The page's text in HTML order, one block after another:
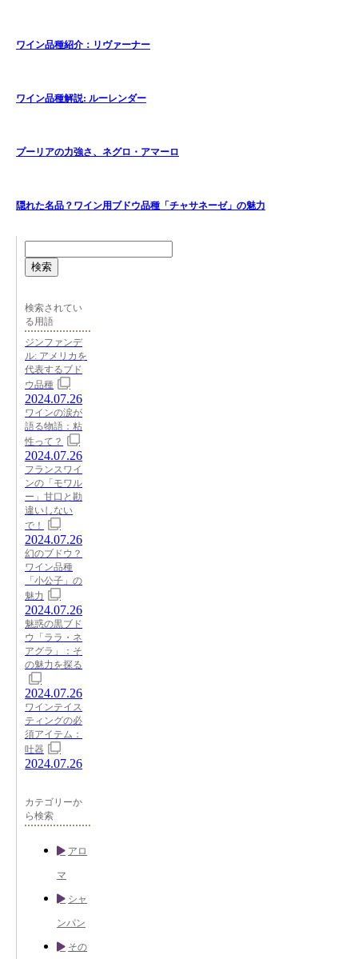
ワイン品種紹介：リヴァーナー
ワイン品種解説: ルーレンダー
プーリアの力強さ、ネグロ・アマーロ
隠れた名品？ワイン用ブドウ品種「チャサネーゼ」の魅力
検索
検索されてい
る用語
ジンファンデ
ル: アメリカを
代表するブド
ウ品種
2024.07.26
ワインの涙が
語る物語：粘
性って？
2024.07.26
フランスワイ
ンの「モワル
ー」甘口と勘
違いしない
で！
2024.07.26
幻のブドウ？
ワイン品種
「小公子」の
魅力
2024.07.26
魅惑の黒ブド
ウ「ララ・ネ
アグラ」：そ
の魅力を探る
2024.07.26
ワインテイス
ティングの必
須アイテム：
吐器
2024.07.26
カテゴリーか
ら検索
アロ
マ
シャ
ンパン
その